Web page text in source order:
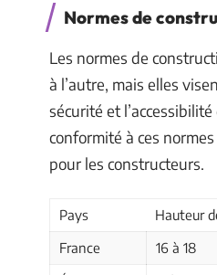
Normes de
Les normes de
à l’autre, mais elles
sécurité et
conformité à ces
pour les constructeurs.
Pays
Hauteur
France
16 à 18